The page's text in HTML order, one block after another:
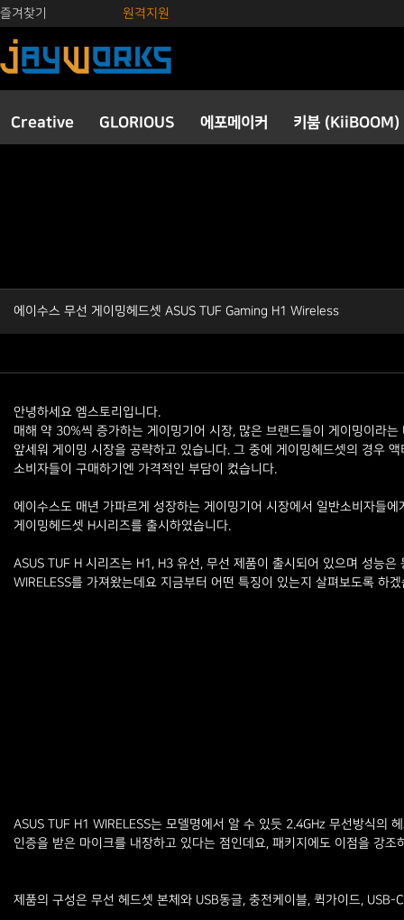
즐겨찾기 원격지원
Creative GLORIOUS 에포메이커 키붐 (KiiBOOM)
에이수스 무선 게이밍헤드셋 ASUS TUF Gaming H1 Wireless
안녕하세요 엠스토리입니다.
매해 약 30%씩 증가하는 게이밍기어 시장, 많은 브랜드들이 게이밍이라
앞세워 게이밍 시장을 공략하고 있습니다. 그 중에 게이밍헤드셋의 경우
소비자들이 구매하기엔 가격적인 부담이 컸습니다.
에이수스도 매년 가파르게 성장하는 게이밍기어 시장에서 일반소비자들
게이밍헤드셋 H시리즈를 출시하였습니다.
ASUS TUF H 시리즈는 H1, H3 유선, 무선 제품이 출시되어 있으며 성능
WIRELESS를 가져왔는데요 지금부터 어떤 특징이 있는지 살펴보도록 하겠
ASUS TUF H1 WIRELESS는 모델명에서 알 수 있듯 2.4GHz 무선방식의
인증을 받은 마이크를 내장하고 있다는 점인데요, 패키지에도 이점을 강조
제품의 구성은 무선 헤드셋 본체와 USB동글, 충전케이블, 퀵가이드,